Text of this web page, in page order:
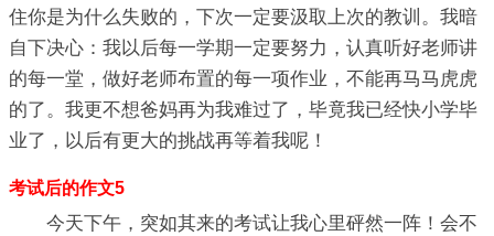
住你是为什么失败的，下次一定要汲取上次的教训。我暗
自下决心：我以后每一学期一定要努力，认真听好老师讲
的每一堂，做好老师布置的每一项作业，不能再马马虎虎
的了。我更不想爸妈再为我难过了，毕竟我已经快小学毕
业了，以后有更大的挑战再等着我呢！
考试后的作文5
今天下午，突如其来的考试让我心里砰然一阵！会不